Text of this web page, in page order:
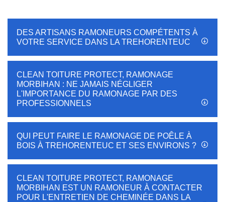
DES ARTISANS RAMONEURS COMPÉTENTS À
VOTRE SERVICE DANS LA TREHORENTEUC
CLEAN TOITURE PROTECT, RAMONAGE
MORBIHAN : NE JAMAIS NÉGLIGER
L'IMPORTANCE DU RAMONAGE PAR DES
PROFESSIONNELS
QUI PEUT FAIRE LE RAMONAGE DE POÊLE À
BOIS À TREHORENTEUC ET SES ENVIRONS ?
CLEAN TOITURE PROTECT, RAMONAGE
MORBIHAN EST UN RAMONEUR À CONTACTER
POUR L'ENTRETIEN DE CHEMINÉE DANS LA